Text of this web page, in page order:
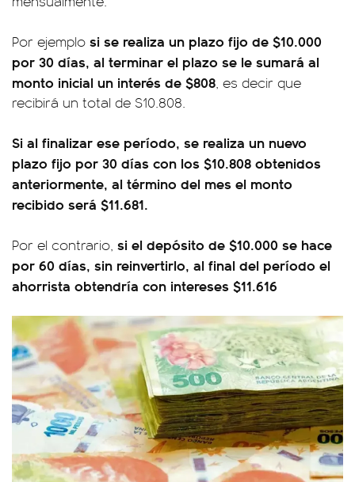
Por ejemplo si se realiza un plazo fijo de $10.000
por 30 días, al terminar el plazo se le sumará al
monto inicial un interés de $808 , es decir que
recibirá un total de $10.808.
Si al finalizar ese período, se realiza un nuevo
plazo fijo por 30 días con los $10.808 obtenidos
anteriormente, al término del mes el monto
recibido será $11.681.
Por el contrario, si el depósito de $10.000 se hace
por 60 días, sin reinvertirlo, al final del período el
ahorrista obtendría con intereses $11.616